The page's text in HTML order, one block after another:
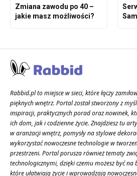
Zmiana zawodu po 40 –
jakie masz możliwości?
Rabbid.pl to miejsce w sieci, które łączy
pięknych wnętrz. Portal został stworzony z
inspiracji, praktycznych porad oraz nowinek,
ich dom, jak i codzienne życie. Znajdziesz tu
w aranżacji wnętrz, pomysły na stylowe
wykorzystać nowoczesne technologie w
przestrzeni. Portal porusza również tematy
technologicznymi, dzięki czemu możesz być na
które ułatwiają życie i wprowadzają